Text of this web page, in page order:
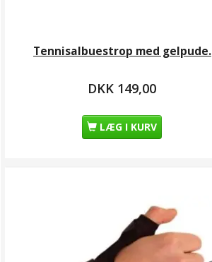
Tennisalbuestrop med gelpude.
DKK 149,00
LÆG I KURV